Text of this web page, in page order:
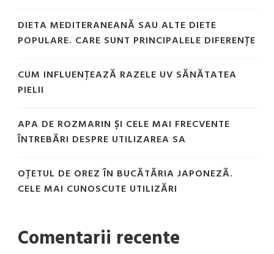
DIETA MEDITERANEANĂ SAU ALTE DIETE
POPULARE. CARE SUNT PRINCIPALELE DIFERENȚE
CUM INFLUENȚEAZĂ RAZELE UV SĂNĂTATEA
PIELII
APA DE ROZMARIN ȘI CELE MAI FRECVENTE
ÎNTREBĂRI DESPRE UTILIZAREA SA
OȚETUL DE OREZ ÎN BUCĂTĂRIA JAPONEZĂ.
CELE MAI CUNOSCUTE UTILIZĂRI
Comentarii recente